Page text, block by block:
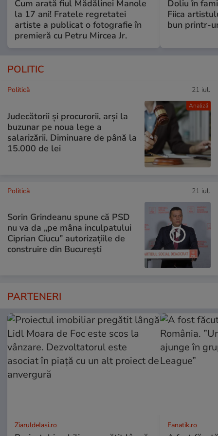
Cum arată fiul Mădălinei Manole
la 17 ani! Fratele regretatei
artiste a publicat o fotografie în
premieră cu Petru Mircea Jr.
Doliu în
Fiica
bun printr-
POLITIC
Analiză
Politică 21 iul.
Judecătorii și procurorii, arși la
buzunar pe noua lege a
salarizării. Diminuare de până la
15.000 de lei
Politică 21 iul.
Sorin Grindeanu spune că PSD
nu va da „pe mâna inculpatului
Ciprian Ciucu” autorizațiile de
construire din București
PARTENERI
ZiaruldeIasi.ro Fanatik.ro